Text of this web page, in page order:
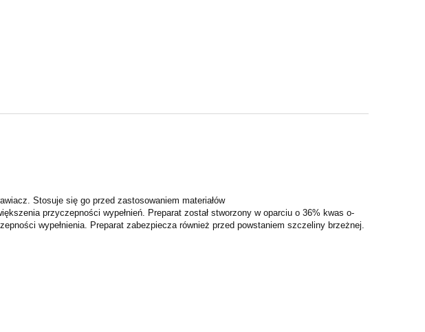
Stosuje się go przed zastosowaniem materiałów
przyczepności wypełnień. Preparat został stworzony w oparciu o 36% kwas o-
wypełnienia. Preparat zabezpiecza również przed powstaniem szczeliny brzeżnej.